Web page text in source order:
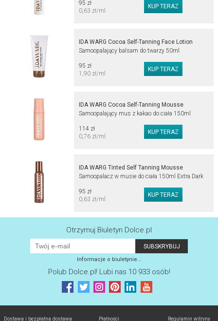
95 zł
0,63 zł/ml
IDA WARG Cocoa Self-Tanning Face Lotion
Samoopalający balsam do twarzy 50ml
95 zł
1,90 zł/ml
IDA WARG Cocoa Self-Tanning Mousse
Samoopalający mus z kakao do ciała 150ml
114 zł
0,76 zł/ml
IDA WARG Tinted Self Tanning Mousse
Samoopalacz w musie do ciała 150ml Extra Dark
95 zł
0,63 zł/ml
Otrzymuj Biuletyn Dolce.pl
Informacje o biuletynie...
Polub Dolce.pl! Lubi nas 10 933 osób!
Dostawa i bezpłatna dostawa Płatności Regulamin witryny